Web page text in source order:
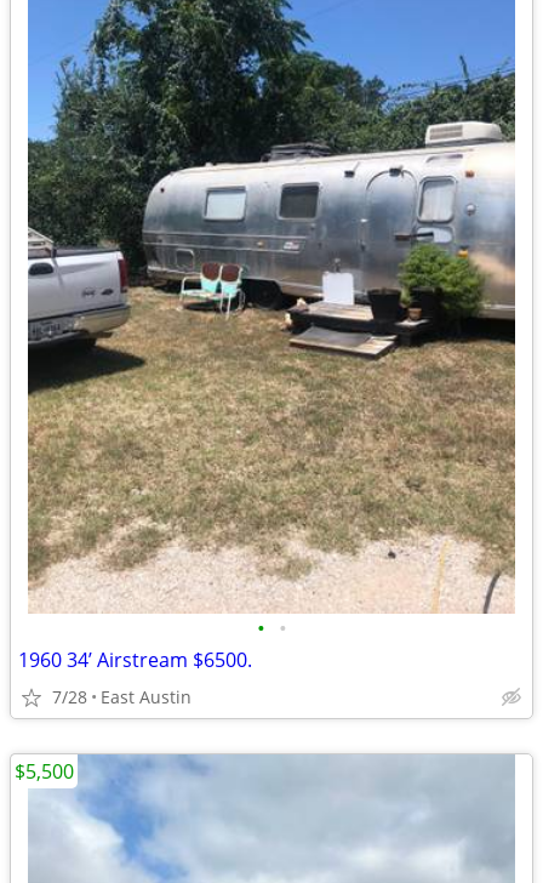
• •
1960 34’ Airstream $6500.
7/28 East Austin
$5,500